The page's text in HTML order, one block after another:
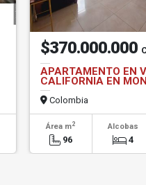
$370.000.000
APARTAMENTO EN
CALIFORNIA EN
Colombia
Área m2
96
Alcobas
4